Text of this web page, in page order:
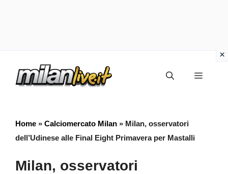
Menu
Home » Calciomercato Milan » Milan, osservatori
dell’Udinese alle Final Eight Primavera per Mastalli
Milan, osservatori